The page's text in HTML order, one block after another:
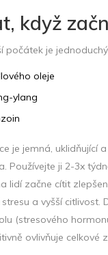
když
počátek je
oleje
ylang
je jemná, uklidňující
Používejte ji 2-3x
lidí začne cítit
stresu a vyšší citlivost.
(stresového
ovlivňuje celkové